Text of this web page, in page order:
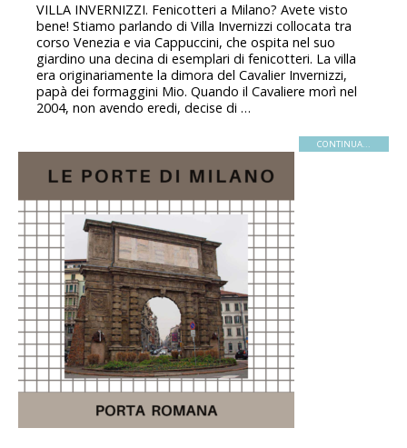
VILLA INVERNIZZI. Fenicotteri a Milano? Avete visto
bene! Stiamo parlando di Villa Invernizzi collocata tra
corso Venezia e via Cappuccini, che ospita nel suo
giardino una decina di esemplari di fenicotteri. La villa
era originariamente la dimora del Cavalier Invernizzi,
papà dei formaggini Mio. Quando il Cavaliere morì nel
2004, non avendo eredi, decise di …
CONTINUA...